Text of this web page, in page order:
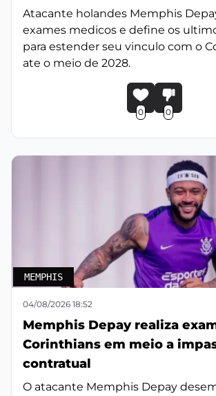
Atacante holandes Memphis
exames medicos e define os
para estender seu vinculo com o
ate o meio de 2028.
0 0
MEMPHIS
04/08/2026 18:52
Memphis Depay realiza
Corinthians em meio a
contratual
O atacante Memphis Depay